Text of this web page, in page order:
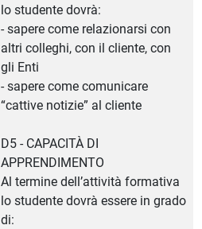
lo studente dovrà:
- sapere come relazionarsi con
altri colleghi, con il cliente, con
gli Enti
- sapere come comunicare
“cattive notizie” al cliente
D5 - CAPACITÀ DI
APPRENDIMENTO
Al termine dell’attività formativa
lo studente dovrà essere in grado
di: